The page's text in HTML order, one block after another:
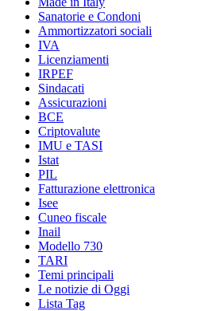
Sanatorie e Condoni
Ammortizzatori sociali
IVA
Licenziamenti
IRPEF
Sindacati
Assicurazioni
BCE
Criptovalute
IMU e TASI
Istat
PIL
Fatturazione elettronica
Isee
Cuneo fiscale
Inail
Modello 730
TARI
Temi principali
Le notizie di Oggi
Lista Tag